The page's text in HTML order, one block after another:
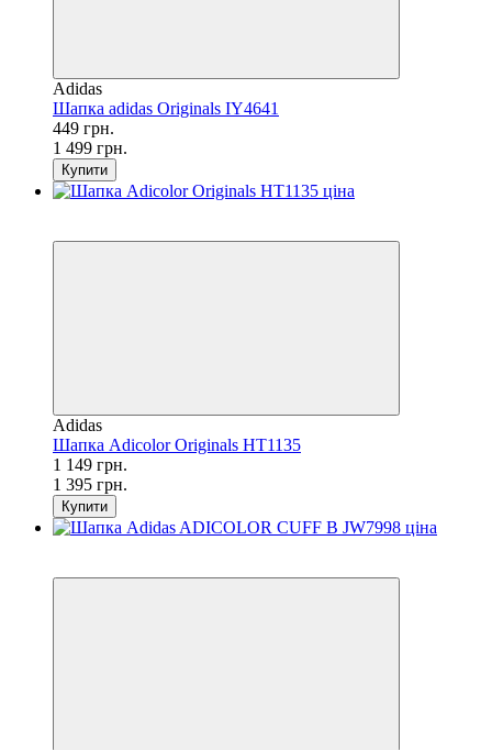
Adidas
Шапка adidas Originals IY4641
449 грн.
1 499 грн.
Купити
Adidas
Шапка Adicolor Originals HT1135
1 149 грн.
1 395 грн.
Купити